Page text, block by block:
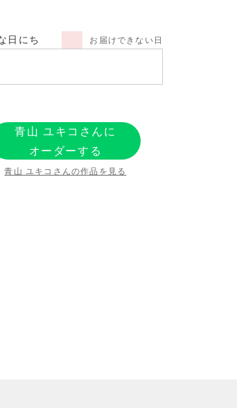
日にち お届けできない日
青山 ユキコさんに
オーダーする
青山 ユキコさんの作品を見る